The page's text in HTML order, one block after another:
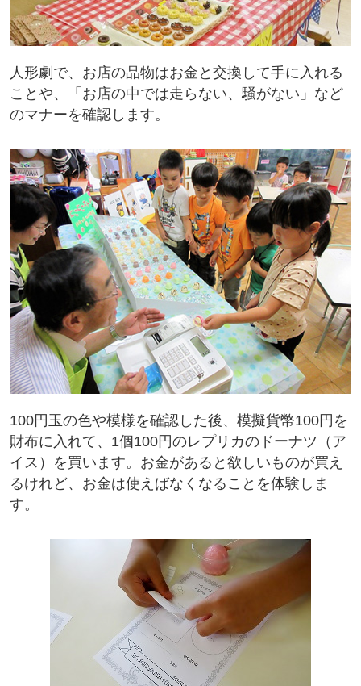
人形劇で、お店の品物はお金と交換して手に入れる
ことや、「お店の中では走らない、騒がない」など
のマナーを確認します。
100円玉の色や模様を確認した後、模擬貨幣100円を
財布に入れて、1個100円のレプリカのドーナツ（ア
イス）を買います。お金があると欲しいものが買え
るけれど、お金は使えばなくなることを体験しま
す。